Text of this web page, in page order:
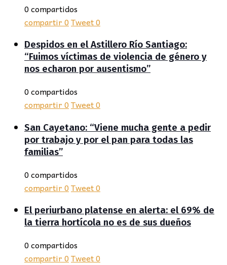
0 compartidos
compartir0Tweet0
Despidos en el Astillero Río Santiago:
“Fuimos víctimas de violencia de género y
nos echaron por ausentismo”
0 compartidos
compartir0Tweet0
San Cayetano: “Viene mucha gente a pedir
por trabajo y por el pan para todas las
familias”
0 compartidos
compartir0Tweet0
El periurbano platense en alerta: el 69% de
la tierra hortícola no es de sus dueños
0 compartidos
compartir0Tweet0